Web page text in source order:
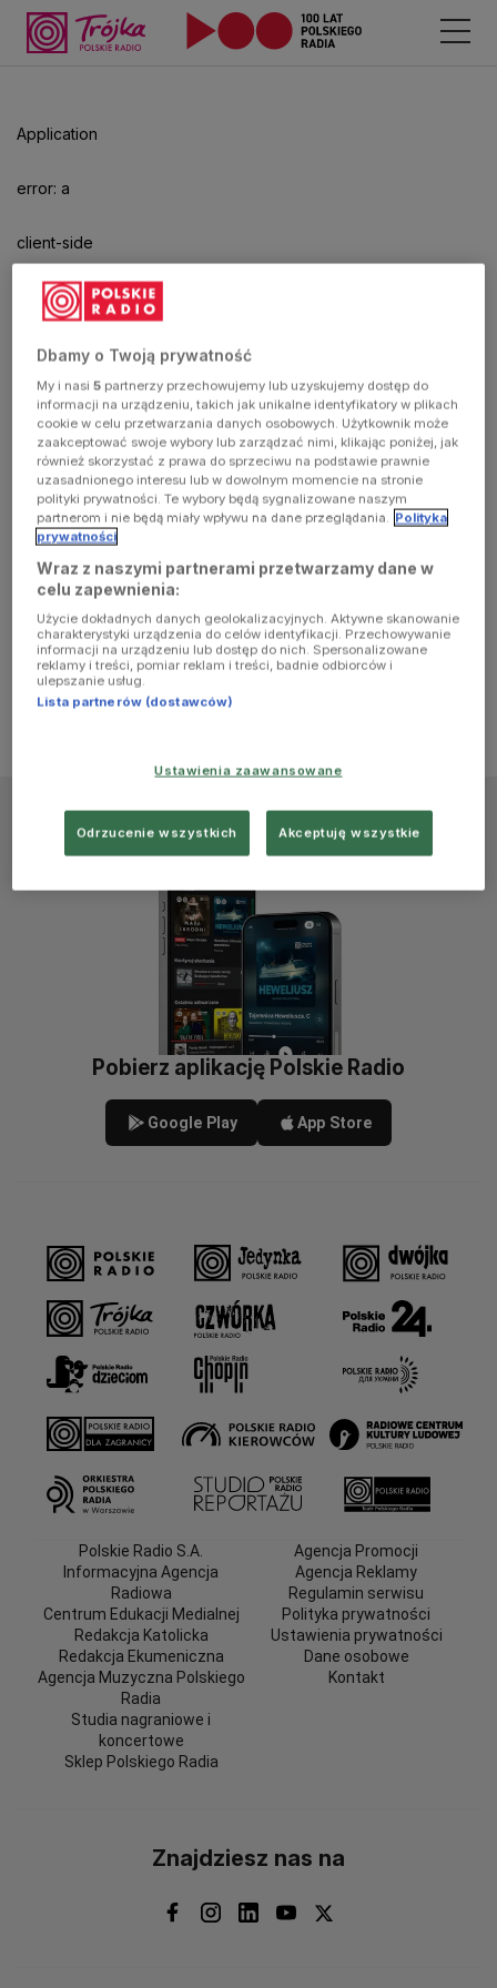
Application
error: a
client-side
exception
has
occurred
(see the
browser
console for
more
information)
aby
odtwarzać.
Pobierz aplikację Polskie Radio
Google Play App Store
Polskie Radio S.A.
Informacyjna Agencja
Radiowa
Centrum Edukacji Medialnej
Redakcja Katolicka
Redakcja Ekumeniczna
Agencja Muzyczna Polskiego
Radia
Studia nagraniowe i
koncertowe
Sklep Polskiego Radia
Agencja Promocji
Agencja Reklamy
Regulamin serwisu
Polityka prywatności
Ustawienia prywatności
Dane osobowe
Kontakt
Znajdziesz nas na
Dbamy o Twoją prywatność
My i nasi5 partnerzy przechowujemy lub uzyskujemy dostęp do
informacji na urządzeniu, takich jak unikalne identyfikatory w plikach
cookie w celu przetwarzania danych osobowych. Użytkownik może
zaakceptować swoje wybory lub zarządzać nimi, klikając poniżej, jak
również skorzystać z prawa do sprzeciwu na podstawie prawnie
uzasadnionego interesu lub w dowolnym momencie na stronie
polityki prywatności. Te wybory będą sygnalizowane naszym
partnerom i nie będą miały wpływu na dane przeglądania. Polityka
prywatności
Wraz z naszymi partnerami przetwarzamy dane w
celu zapewnienia:
Użycie dokładnych danych geolokalizacyjnych. Aktywne skanowanie
charakterystyki urządzenia do celów identyfikacji. Przechowywanie
informacji na urządzeniu lub dostęp do nich. Spersonalizowane
reklamy i treści, pomiar reklam i treści, badnie odbiorców i
ulepszanie usług.
Lista partnerów (dostawców)
Ustawienia zaawansowane
Odrzucenie wszystkich Akceptuję wszystkie